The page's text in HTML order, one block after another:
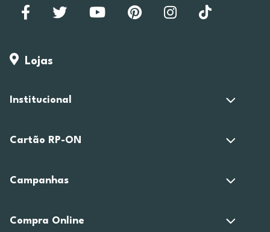
Lojas
Institucional
Cartão RP-ON
Campanhas
Compra Online